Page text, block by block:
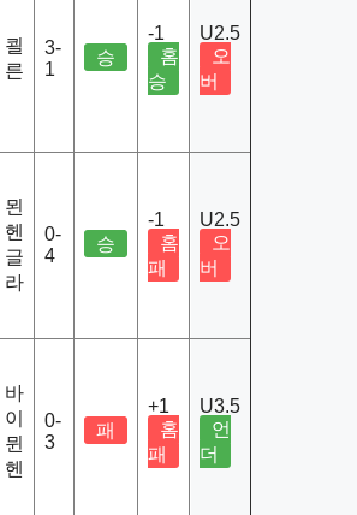
쾰
른
3-
1
승
-1
홈
승
U2.5
오
버
묀
헨
글
라
0-
4
승
-1
홈
패
U2.5
오
버
바
이
뮌
헨
0-
3
패
+1
홈
패
U3.5
언
더